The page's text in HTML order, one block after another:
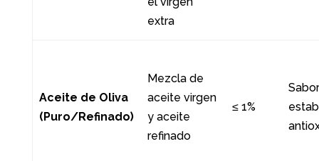
extra
Aceite de Oliva
(Puro/Refinado)
Mezcla de
aceite virgen
y aceite
refinado
≤ 1%